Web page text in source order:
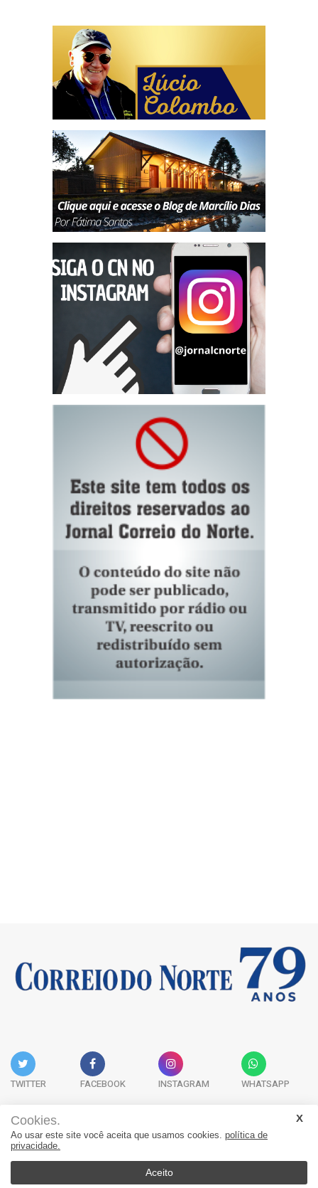
TWITTER FACEBOOK INSTAGRAM WHATSAPP
Acervo Digital Fale Conosco Quem Somos
Cookies.
Ao usar este site você aceita que usamos cookies. política de
privacidade.
Aceito